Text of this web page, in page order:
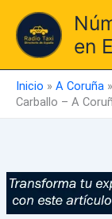
contenido
en
Inicio » A Coruña »
Carballo – A